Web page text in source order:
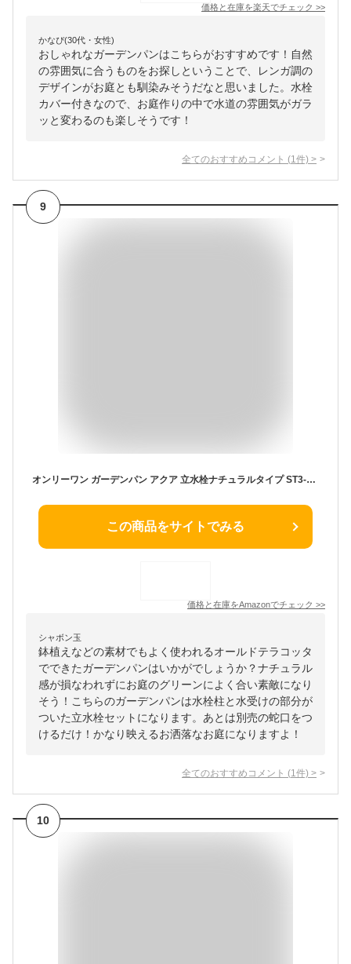
価格と在庫を楽天でチェック >>
かなぴ(30代・女性)
おしゃれなガーデンパンはこちらがおすすめです！自然
の雰囲気に合うものをお探しということで、レンガ調の
デザインがお庭とも馴染みそうだなと思いました。水栓
カバー付きなので、お庭作りの中で水道の雰囲気がガラ
ッと変わるのも楽しそうです！
全てのおすすめコメント (1 件) >
9
オンリーワン ガーデンパン アクア 立水栓ナチュラルタイプ ST3-RN-T 『水栓柱・立水栓セット 水受け付き（蛇口は別売）』 オールドテラコッタ
この商品をサイトでみる
価格と在庫をAmazonでチェック >>
シャボン玉
鉢植えなどの素材でもよく使われるオールドテラコッタ
でできたガーデンパンはいかがでしょうか？ナチュラル
感が損なわれずにお庭のグリーンによく合い素敵になり
そう！こちらのガーデンパンは水栓柱と水受けの部分が
ついた立水栓セットになります。あとは別売の蛇口をつ
けるだけ！かなり映えるお洒落なお庭になりますよ！
全てのおすすめコメント (1 件) >
10